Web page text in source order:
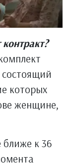
состоящий
которых
женщине,
ближе к 36